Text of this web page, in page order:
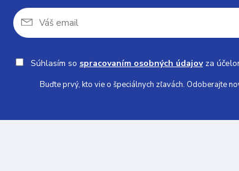
Súhlasím so spracovaním osobných údajovza
Buďte prvý, kto vie o špeciálnych zľavách. Odoberajte